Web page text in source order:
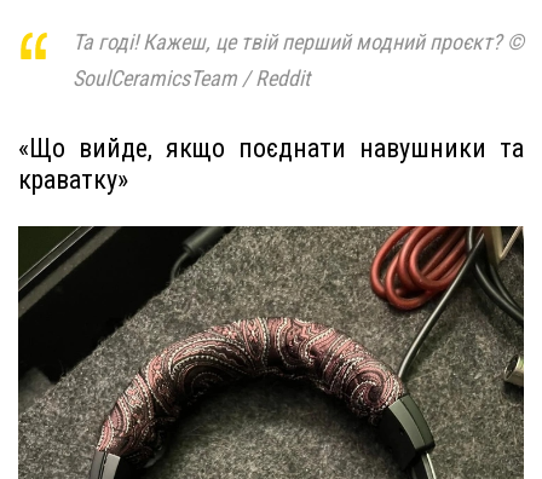
Та годі! Кажеш, це твій перший модний проєкт? ©
SoulCeramicsTeam / Reddit
«Що вийде, якщо поєднати навушники та
краватку»